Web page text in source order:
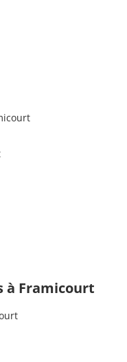
à Framicourt